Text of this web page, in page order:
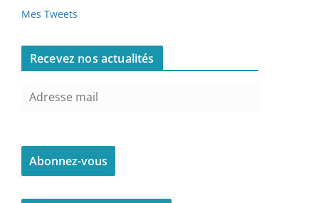
Mes Tweets
Recevez nos actualités